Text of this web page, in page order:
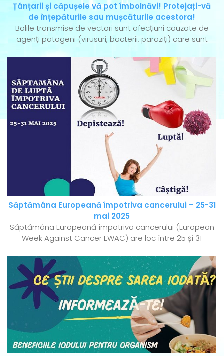
Țânțarii și căpușele vă pot îmbolnăvi! Protejați-vă
de înțepăturile sau mușcăturile acestora!
Bolile transmise de vectori sunt afecțiuni cauzate de
agenți patogeni (virusuri, bacterii, paraziți) care sunt
Săptămâna Europeană împotriva cancerului – 25-31
mai 2025
Săptămâna Europeană împotriva cancerului (European
Week Against Cancer EWAC) are loc între 25 și 31